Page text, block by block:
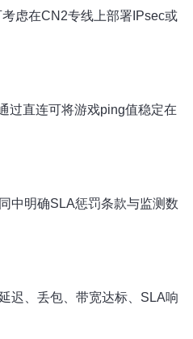
虑在CN2专线上部署IPsec或
过直连可将游戏ping值稳定在
中明确SLA惩罚条款与监测数
、丢包、带宽达标、SLA响